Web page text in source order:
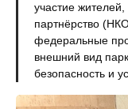
участие
партнёрство
федеральные
внешний вид
безопасность и